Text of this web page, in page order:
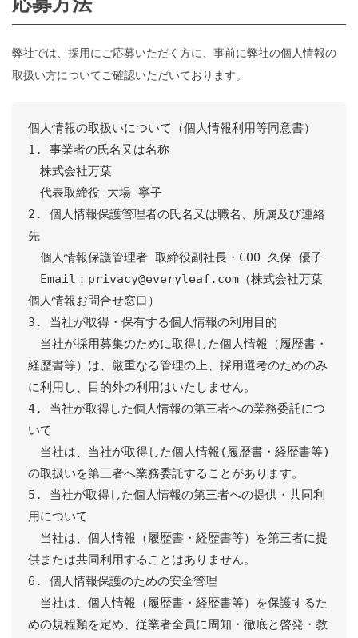
弊社では、採用にご応募いただく方に、事前に弊社の個人情報の
取扱い方についてご確認いただいております。
個人情報の取扱いについて（個人情報利用等同意書）
1. 事業者の氏名又は名称
株式会社万葉
代表取締役 大場 寧子
2. 個人情報保護管理者の氏名又は職名、所属及び連絡
先
個人情報保護管理者 取締役副社長・COO 久保 優子
Email：privacy@everyleaf.com（株式会社万葉
個人情報お問合せ窓口）
3. 当社が取得・保有する個人情報の利用目的
当社が採用募集のために取得した個人情報（履歴書・
経歴書等）は、厳重なる管理の上、採用選考のためのみ
に利用し、目的外の利用はいたしません。
4. 当社が取得した個人情報の第三者への業務委託につ
いて
当社は、当社が取得した個人情報(履歴書・経歴書等)
の取扱いを第三者へ業務委託することがあります。
5. 当社が取得した個人情報の第三者への提供・共同利
用について
当社は、個人情報（履歴書・経歴書等）を第三者に提
供または共同利用することはありません。
6. 個人情報保護のための安全管理
当社は、個人情報（履歴書・経歴書等）を保護するた
めの規程類を定め、従業者全員に周知・徹底と啓発・教